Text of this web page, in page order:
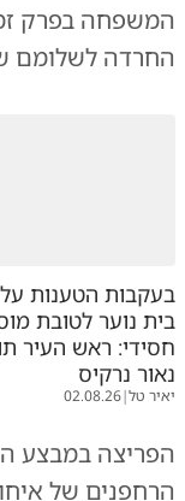
המשפחה בפרק
החרדה לשלומם
בעקבות הטענות על
בית נוער לטובת
חסידי: ראש העיר
נאור נרקיס
יאיר טל|
02.08.26
הפריצה במבצע
הרחפנים של